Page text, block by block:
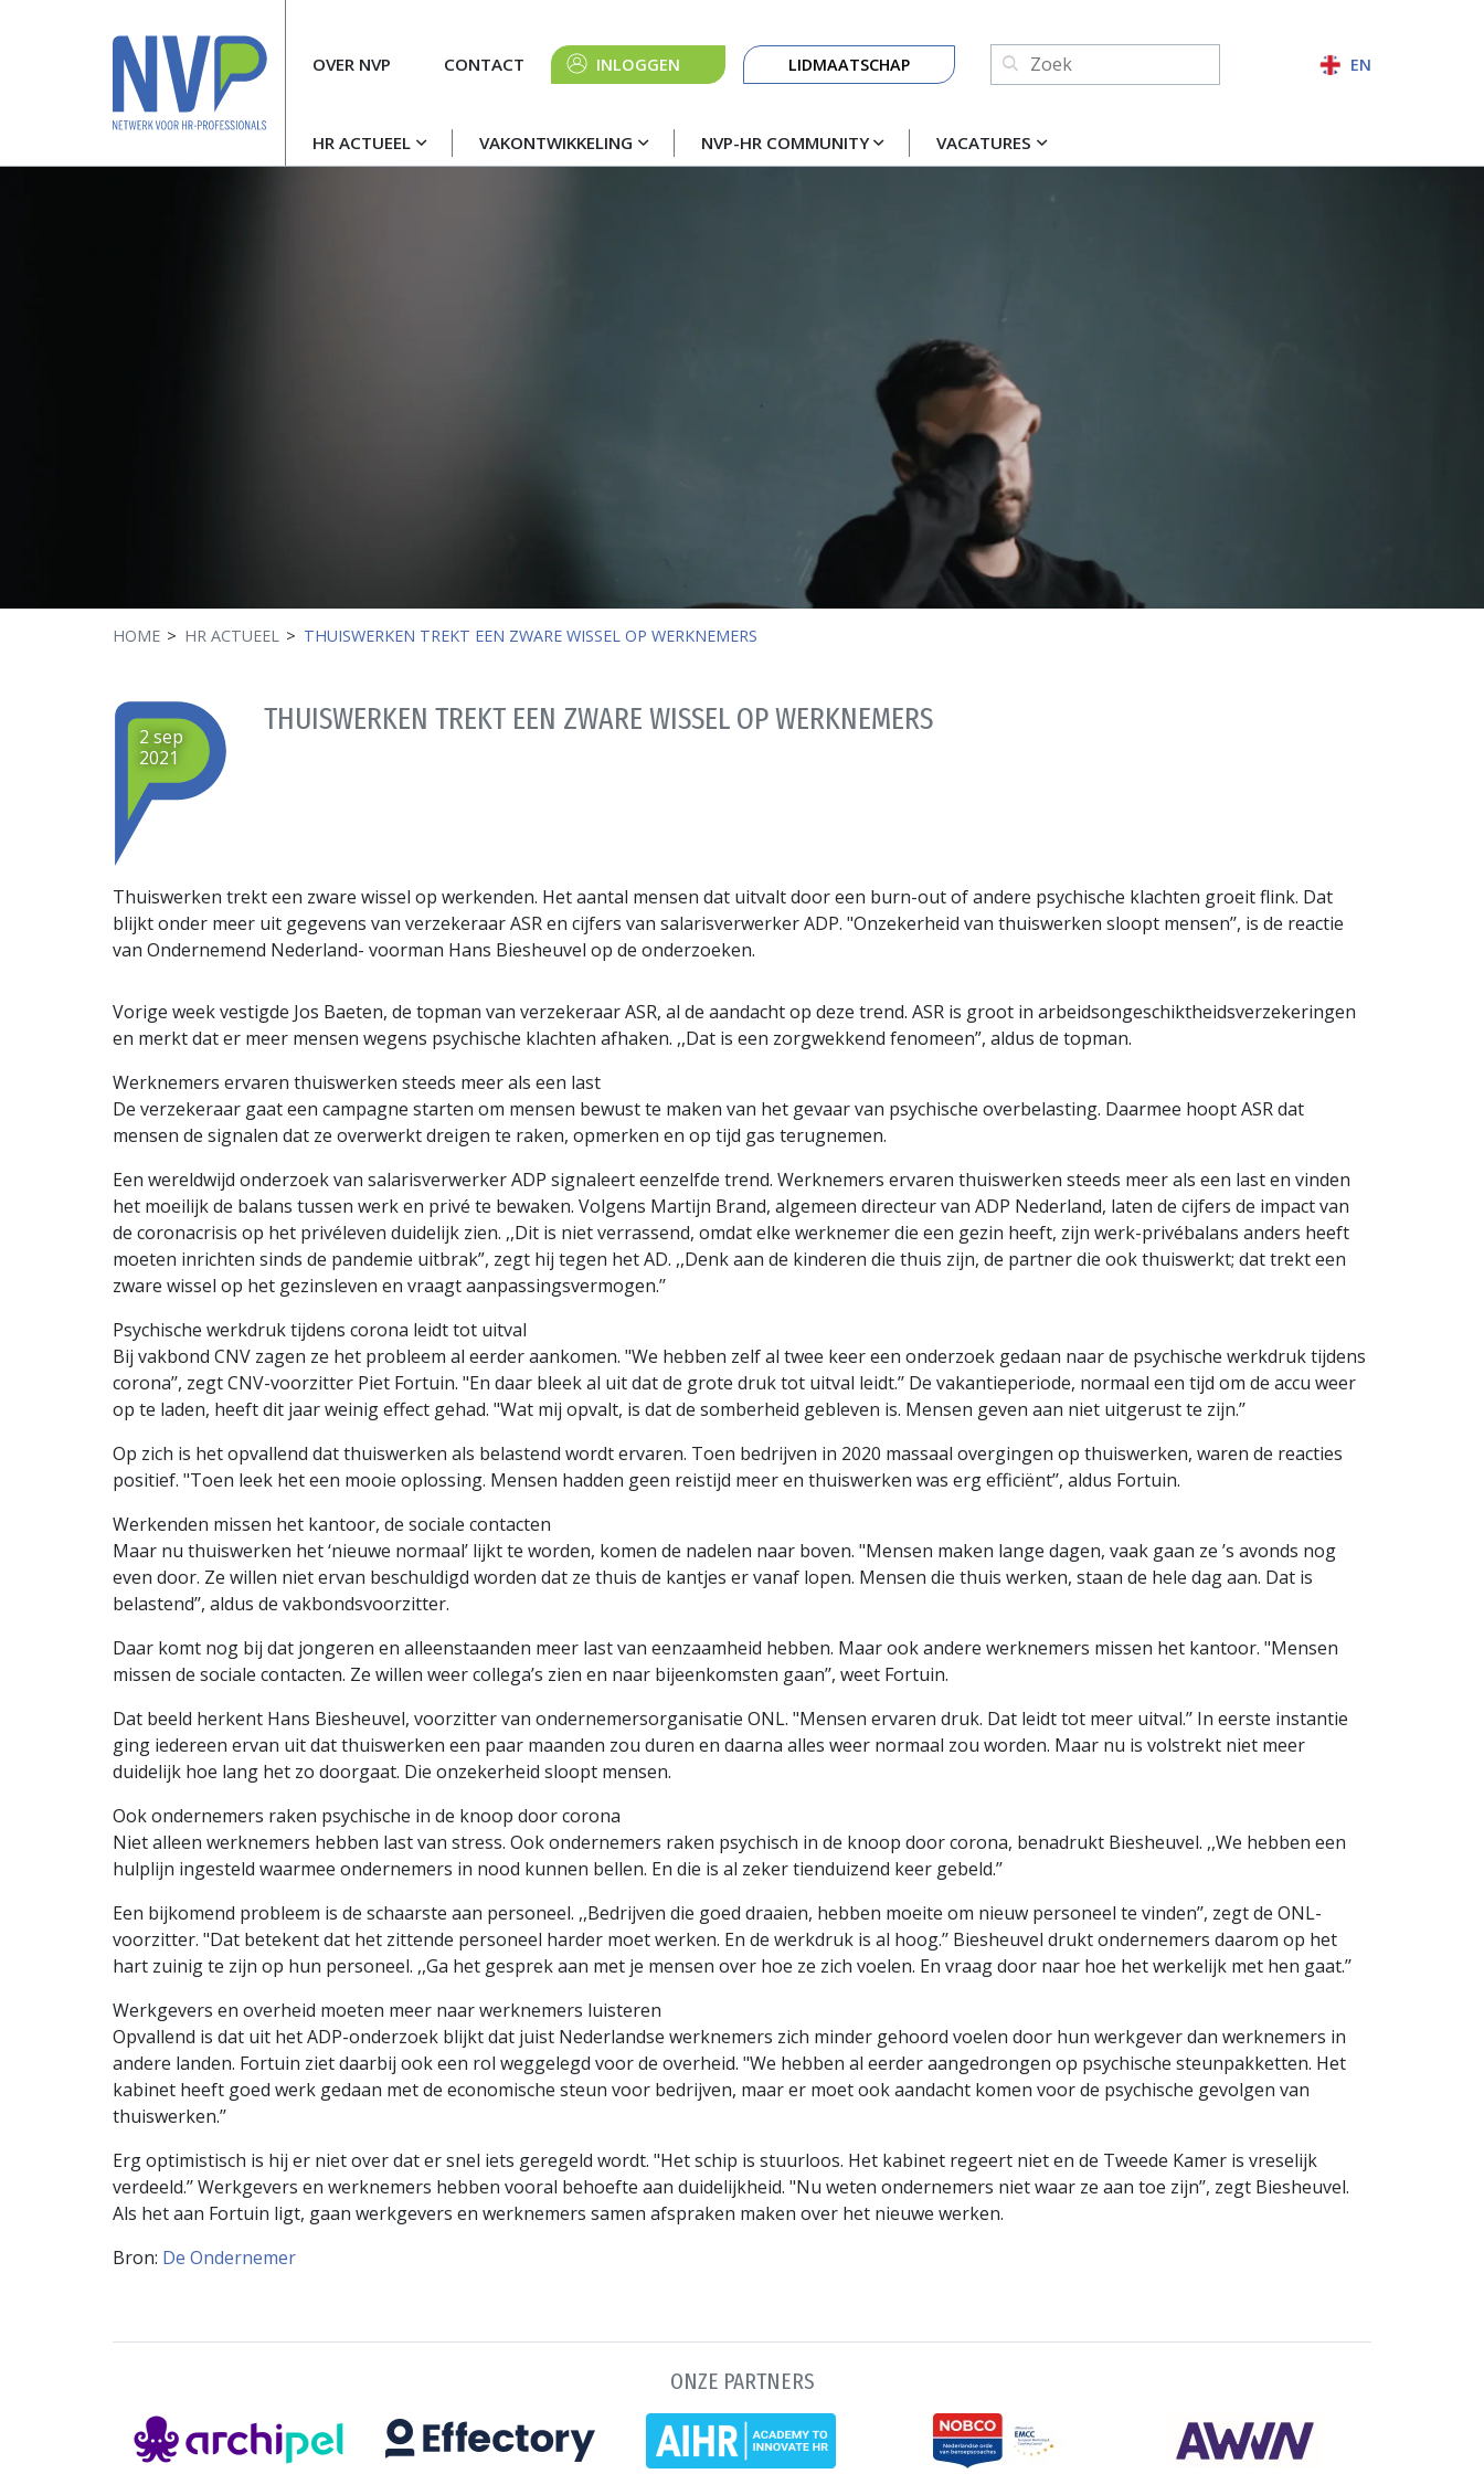
Hoofdnavigatie
HR ACTUEEL VAKONTWIKKELING NVP-HR COMMUNITY VACATURES
MetaOVER NVP CONTACT INLOGGEN
Knop
navigatie
LIDMAATSCHAP Zoeken:
ZOEKEN
EN
HOME HR ACTUEEL THUISWERKEN TREKT EEN ZWARE WISSEL OP WERKNEMERS
THUISWERKEN TREKT EEN ZWARE WISSEL OP WERKNEMERS
2 sep
2021
Thuiswerken trekt een zware wissel op werkenden. Het aantal mensen dat uitvalt door een burn-out of andere psychische klachten groeit flink. Dat
blijkt onder meer uit gegevens van verzekeraar ASR en cijfers van salarisverwerker ADP. "Onzekerheid van thuiswerken sloopt mensen’’, is de reactie
van Ondernemend Nederland- voorman Hans Biesheuvel op de onderzoeken.
Vorige week vestigde Jos Baeten, de topman van verzekeraar ASR, al de aandacht op deze trend. ASR is groot in arbeidsongeschiktheidsverzekeringen
en merkt dat er meer mensen wegens psychische klachten afhaken. ,,Dat is een zorgwekkend fenomeen”, aldus de topman.
Werknemers ervaren thuiswerken steeds meer als een last
De verzekeraar gaat een campagne starten om mensen bewust te maken van het gevaar van psychische overbelasting. Daarmee hoopt ASR dat
mensen de signalen dat ze overwerkt dreigen te raken, opmerken en op tijd gas terugnemen.
Een wereldwijd onderzoek van salarisverwerker ADP signaleert eenzelfde trend. Werknemers ervaren thuiswerken steeds meer als een last en vinden
het moeilijk de balans tussen werk en privé te bewaken. Volgens Martijn Brand, algemeen directeur van ADP Nederland, laten de cijfers de impact van
de coronacrisis op het privéleven duidelijk zien. ,,Dit is niet verrassend, omdat elke werknemer die een gezin heeft, zijn werk-privébalans anders heeft
moeten inrichten sinds de pandemie uitbrak”, zegt hij tegen het AD. ,,Denk aan de kinderen die thuis zijn, de partner die ook thuiswerkt; dat trekt een
zware wissel op het gezinsleven en vraagt aanpassingsvermogen.’’
Psychische werkdruk tijdens corona leidt tot uitval
Bij vakbond CNV zagen ze het probleem al eerder aankomen. "We hebben zelf al twee keer een onderzoek gedaan naar de psychische werkdruk tijdens
corona’’, zegt CNV-voorzitter Piet Fortuin. "En daar bleek al uit dat de grote druk tot uitval leidt.’’ De vakantieperiode, normaal een tijd om de accu weer
op te laden, heeft dit jaar weinig effect gehad. "Wat mij opvalt, is dat de somberheid gebleven is. Mensen geven aan niet uitgerust te zijn.’’
Op zich is het opvallend dat thuiswerken als belastend wordt ervaren. Toen bedrijven in 2020 massaal overgingen op thuiswerken, waren de reacties
positief. "Toen leek het een mooie oplossing. Mensen hadden geen reistijd meer en thuiswerken was erg efficiënt’’, aldus Fortuin.
Werkenden missen het kantoor, de sociale contacten
Maar nu thuiswerken het ‘nieuwe normaal’ lijkt te worden, komen de nadelen naar boven. "Mensen maken lange dagen, vaak gaan ze ’s avonds nog
even door. Ze willen niet ervan beschuldigd worden dat ze thuis de kantjes er vanaf lopen. Mensen die thuis werken, staan de hele dag aan. Dat is
belastend’’, aldus de vakbondsvoorzitter.
Daar komt nog bij dat jongeren en alleenstaanden meer last van eenzaamheid hebben. Maar ook andere werknemers missen het kantoor. "Mensen
missen de sociale contacten. Ze willen weer collega’s zien en naar bijeenkomsten gaan’’, weet Fortuin.
Dat beeld herkent Hans Biesheuvel, voorzitter van ondernemersorganisatie ONL. "Mensen ervaren druk. Dat leidt tot meer uitval.’’ In eerste instantie
ging iedereen ervan uit dat thuiswerken een paar maanden zou duren en daarna alles weer normaal zou worden. Maar nu is volstrekt niet meer
duidelijk hoe lang het zo doorgaat. Die onzekerheid sloopt mensen.
Ook ondernemers raken psychische in de knoop door corona
Niet alleen werknemers hebben last van stress. Ook ondernemers raken psychisch in de knoop door corona, benadrukt Biesheuvel. ,,We hebben een
hulplijn ingesteld waarmee ondernemers in nood kunnen bellen. En die is al zeker tienduizend keer gebeld.’’
Een bijkomend probleem is de schaarste aan personeel. ,,Bedrijven die goed draaien, hebben moeite om nieuw personeel te vinden’’, zegt de ONL-
voorzitter. "Dat betekent dat het zittende personeel harder moet werken. En de werkdruk is al hoog.’’ Biesheuvel drukt ondernemers daarom op het
hart zuinig te zijn op hun personeel. ,,Ga het gesprek aan met je mensen over hoe ze zich voelen. En vraag door naar hoe het werkelijk met hen gaat.’’
Werkgevers en overheid moeten meer naar werknemers luisteren
Opvallend is dat uit het ADP-onderzoek blijkt dat juist Nederlandse werknemers zich minder gehoord voelen door hun werkgever dan werknemers in
andere landen. Fortuin ziet daarbij ook een rol weggelegd voor de overheid. "We hebben al eerder aangedrongen op psychische steunpakketten. Het
kabinet heeft goed werk gedaan met de economische steun voor bedrijven, maar er moet ook aandacht komen voor de psychische gevolgen van
thuiswerken.’’
Erg optimistisch is hij er niet over dat er snel iets geregeld wordt. "Het schip is stuurloos. Het kabinet regeert niet en de Tweede Kamer is vreselijk
verdeeld.’’ Werkgevers en werknemers hebben vooral behoefte aan duidelijkheid. "Nu weten ondernemers niet waar ze aan toe zijn’’, zegt Biesheuvel.
Als het aan Fortuin ligt, gaan werkgevers en werknemers samen afspraken maken over het nieuwe werken.
Bron: De Ondernemer
ONZE PARTNERS